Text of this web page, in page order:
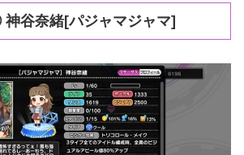
谷奈緒[パジャマジャマ]